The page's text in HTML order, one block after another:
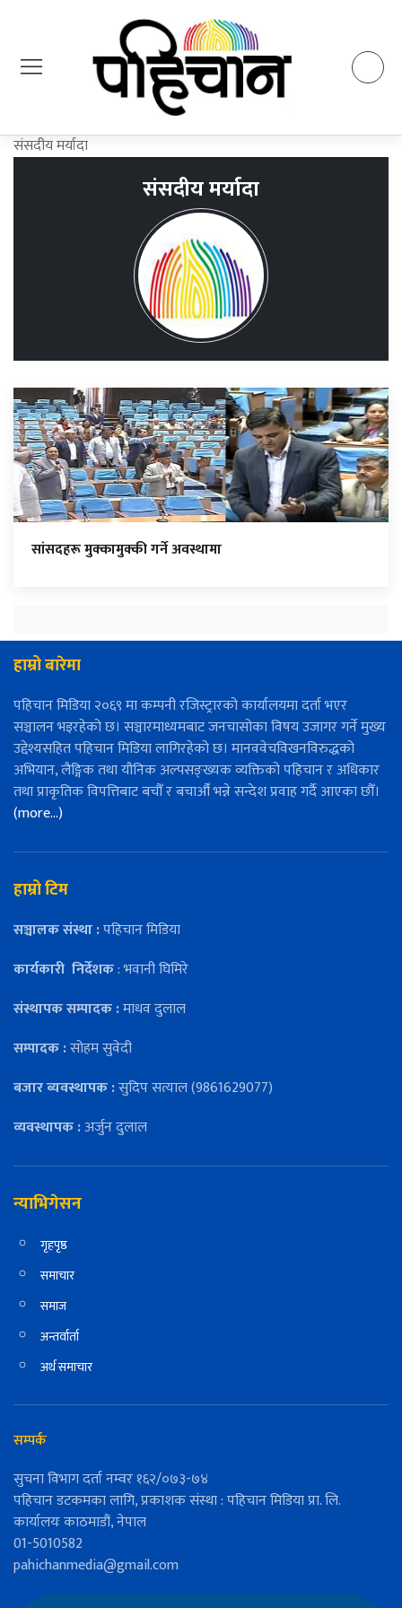
संसदीय मर्यादा
संसदीय मर्यादा
सांसदहरू मुक्कामुक्की गर्ने अवस्थामा
हाम्रो बारेमा
पहिचान मिडिया २०६९ मा कम्पनी रजिस्ट्रारको कार्यालयमा दर्ता भएर
सञ्चालन भइरहेको छ। सञ्चारमाध्यमबाट जनचासोका विषय उजागर गर्ने मुख्य
उद्देश्यसहित पहिचान मिडिया लागिरहेको छ। मानववेचविखनविरुद्धको
अभियान, लैङ्गिक तथा यौनिक अल्पसङ्ख्यक व्यक्तिको पहिचान र अधिकार
तथा प्राकृतिक विपत्तिबाट बचौँ र बचाऔँ भन्ने सन्देश प्रवाह गर्दै आएका छौँ।
(more…)
हाम्रो टिम
सञ्चालक संस्था :पहिचान मिडिया
कार्यकारी निर्देशक: भवानी घिमिरे
संस्थापक सम्पादक :माधव दुलाल
सम्पादक :सोहम सुवेदी
बजार ब्यवस्थापक :सुदिप सत्याल (9861629077)
व्यवस्थापक :अर्जुन दुलाल
न्याभिगेसन
गृहपृष्ठ
समाचार
समाज
अन्तर्वार्ता
अर्थ समाचार
सम्पर्क
सुचना विभाग दर्ता नम्वर १६२/०७३-७४
पहिचान डटकमका लागि, प्रकाशक संस्था : पहिचान मिडिया प्रा. लि.
कार्यालयः काठमाडौं, नेपाल
01-5010582
pahichanmedia@gmail.com